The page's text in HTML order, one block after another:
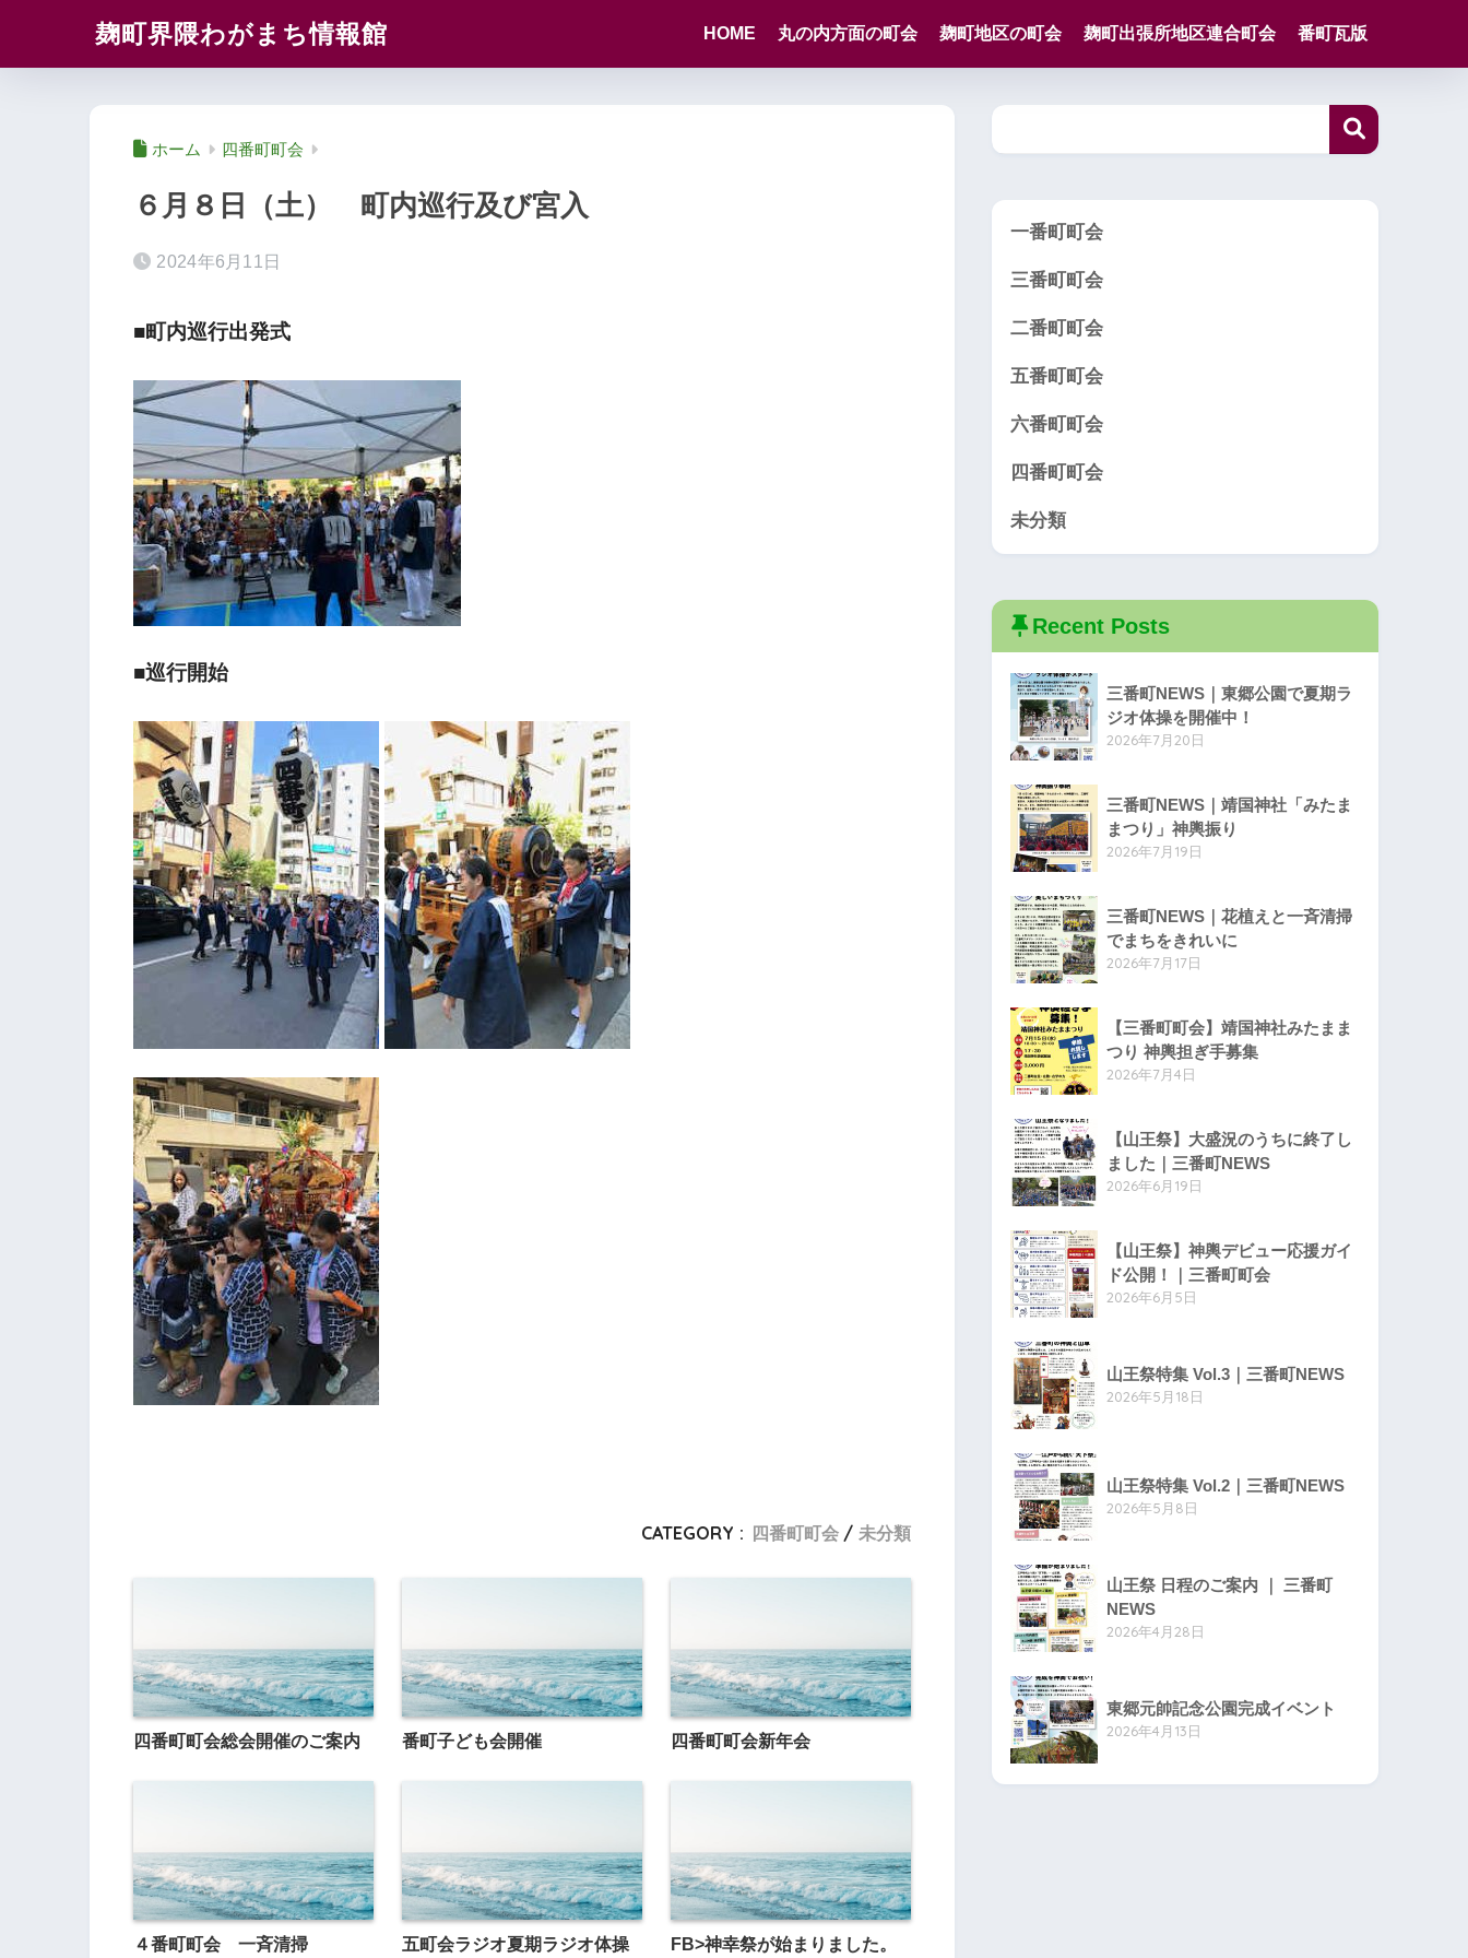
麹町界隈わがまち情報館 HOME 丸の内方面の町会 麹町地区の町会 麹町出張所地区連合町会 番町瓦版
ホーム 四番町町会
６月８日（土） 町内巡行及び宮入
2024年6月11日
■町内巡行出発式
■巡行開始
CATEGORY : 四番町町会 未分類
四番町町会総会開催のご案内 番町子ども会開催 四番町町会新年会
４番町町会 一斉清掃 五町会ラジオ夏期ラジオ体操 FB>神幸祭が始まりました。
一番町町会
三番町町会
二番町町会
五番町町会
六番町町会
四番町町会
未分類
Recent Posts
三番町NEWS｜東郷公園で夏期ラ
ジオ体操を開催中！
2026年7月20日
三番町NEWS｜靖国神社「みたま
まつり」神輿振り
2026年7月19日
三番町NEWS｜花植えと一斉清掃
でまちをきれいに
2026年7月17日
【三番町町会】靖国神社みたまま
つり 神輿担ぎ手募集
2026年7月4日
【山王祭】大盛況のうちに終了し
ました｜三番町NEWS
2026年6月19日
【山王祭】神輿デビュー応援ガイ
ド公開！｜三番町町会
2026年6月5日
山王祭特集 Vol.3｜三番町NEWS
2026年5月18日
山王祭特集 Vol.2｜三番町NEWS
2026年5月8日
山王祭 日程のご案内 ｜ 三番町
NEWS
2026年4月28日
東郷元帥記念公園完成イベント
2026年4月13日